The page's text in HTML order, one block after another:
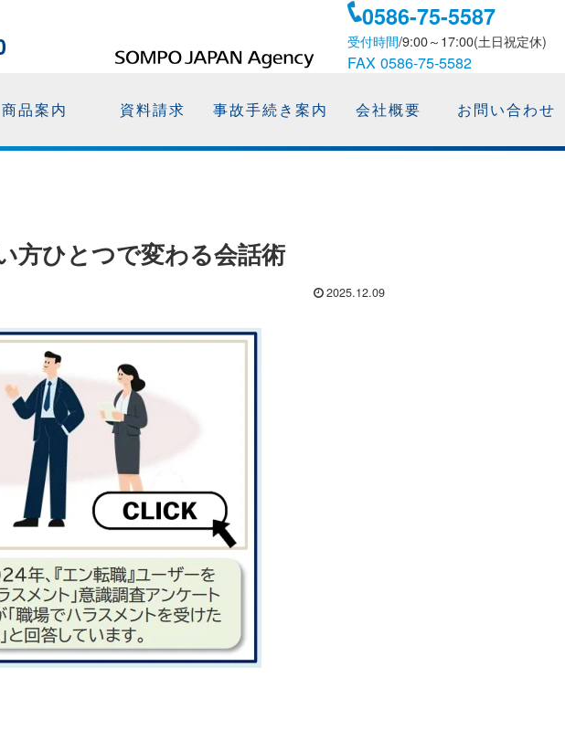
0586-75-5587
受付時間/9:00～17:00(土日祝定休)
FAX 0586-75-5582
商品案内 資料請求 事故手続き案内 会社概要 お問い合わせ
方ひとつで変わる会話術
2025.12.09